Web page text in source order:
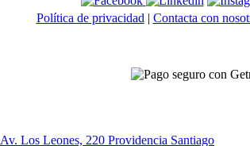
Política de privacidad | Contacta con
Av. Los Leones, 220 Providencia Santiago